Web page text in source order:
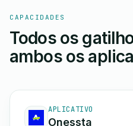
CAPACIDADES
Todos os
ambos os
APLICATIVO
Onessta